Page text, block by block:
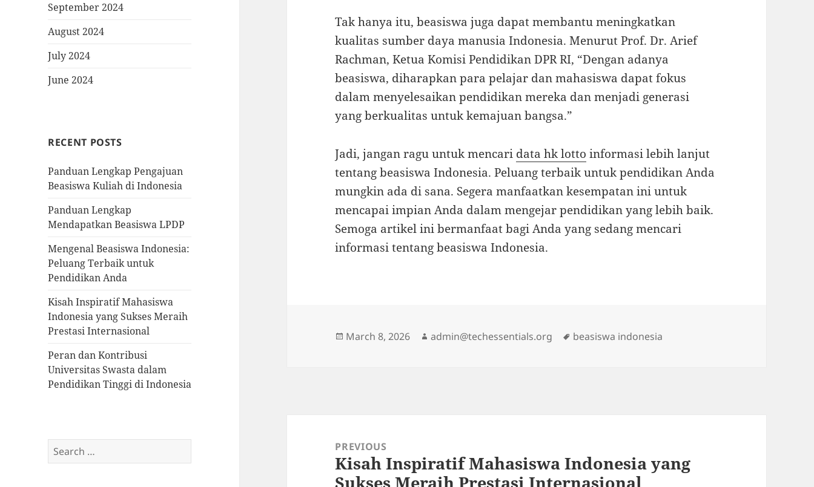
September 2024
August 2024
July 2024
June 2024
RECENT POSTS
Panduan Lengkap Pengajuan
Beasiswa Kuliah di Indonesia
Panduan Lengkap
Mendapatkan Beasiswa LPDP
Mengenal Beasiswa Indonesia:
Peluang Terbaik untuk
Pendidikan Anda
Kisah Inspiratif Mahasiswa
Indonesia yang Sukses Meraih
Prestasi Internasional
Peran dan Kontribusi
Universitas Swasta dalam
Pendidikan Tinggi di Indonesia
Search
for:
Tak hanya itu, beasiswa juga dapat membantu meningkatkan
kualitas sumber daya manusia Indonesia. Menurut Prof. Dr. Arief
Rachman, Ketua Komisi Pendidikan DPR RI, “Dengan adanya
beasiswa, diharapkan para pelajar dan mahasiswa dapat fokus
dalam menyelesaikan pendidikan mereka dan menjadi generasi
yang berkualitas untuk kemajuan bangsa.”
Jadi, jangan ragu untuk mencari data hk lotto informasi lebih lanjut
tentang beasiswa Indonesia. Peluang terbaik untuk pendidikan Anda
mungkin ada di sana. Segera manfaatkan kesempatan ini untuk
mencapai impian Anda dalam mengejar pendidikan yang lebih baik.
Semoga artikel ini bermanfaat bagi Anda yang sedang mencari
informasi tentang beasiswa Indonesia.
Posted
March 8, 2026 Author
admin@techessentials.org Tags
beasiswa indonesia
navigationPREVIOUS
Previous
post:
Kisah Inspiratif Mahasiswa Indonesia yang
Sukses Meraih Prestasi Internasional